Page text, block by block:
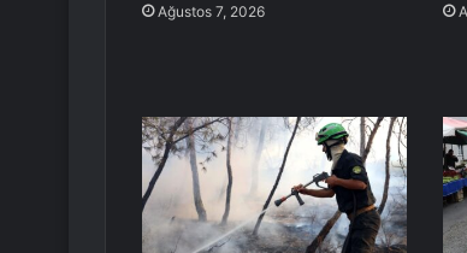
Ağustos 7, 2026